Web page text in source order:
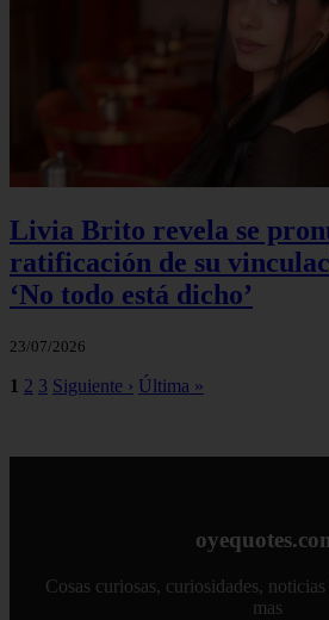
Livia Brito revela se
ratificación de su
‘No todo está dicho’
23/07/2026
1 2 3 Siguiente › Última »
Cosas curiosas, curiosidades,
mas